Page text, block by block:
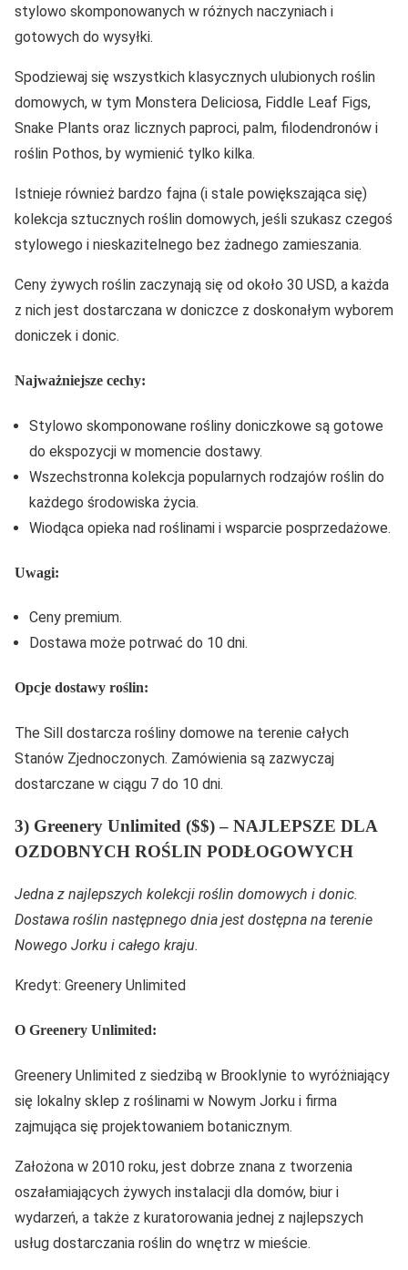
stylowo skomponowanych w różnych naczyniach i
gotowych do wysyłki.
Spodziewaj się wszystkich klasycznych ulubionych roślin
domowych, w tym Monstera Deliciosa, Fiddle Leaf Figs,
Snake Plants oraz licznych paproci, palm, filodendronów i
roślin Pothos, by wymienić tylko kilka.
Istnieje również bardzo fajna (i stale powiększająca się)
kolekcja sztucznych roślin domowych, jeśli szukasz czegoś
stylowego i nieskazitelnego bez żadnego zamieszania.
Ceny żywych roślin zaczynają się od około 30 USD, a każda
z nich jest dostarczana w doniczce z doskonałym wyborem
doniczek i donic.
Najważniejsze cechy:
Stylowo skomponowane rośliny doniczkowe są gotowe
do ekspozycji w momencie dostawy.
Wszechstronna kolekcja popularnych rodzajów roślin do
każdego środowiska życia.
Wiodąca opieka nad roślinami i wsparcie posprzedażowe.
Uwagi:
Ceny premium.
Dostawa może potrwać do 10 dni.
Opcje dostawy roślin:
The Sill dostarcza rośliny domowe na terenie całych
Stanów Zjednoczonych. Zamówienia są zazwyczaj
dostarczane w ciągu 7 do 10 dni.
3) Greenery Unlimited ($$) – NAJLEPSZE DLA
OZDOBNYCH ROŚLIN PODŁOGOWYCH
Jedna z najlepszych kolekcji roślin domowych i donic.
Dostawa roślin następnego dnia jest dostępna na terenie
Nowego Jorku i całego kraju.
Kredyt: Greenery Unlimited
O Greenery Unlimited:
Greenery Unlimited z siedzibą w Brooklynie to wyróżniający
się lokalny sklep z roślinami w Nowym Jorku i firma
zajmująca się projektowaniem botanicznym.
Założona w 2010 roku, jest dobrze znana z tworzenia
oszałamiających żywych instalacji dla domów, biur i
wydarzeń, a także z kuratorowania jednej z najlepszych
usług dostarczania roślin do wnętrz w mieście.